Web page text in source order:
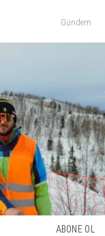
WhatsApp İhbar Hattı
Facebook
Instagram
Youtube
Gündem
ABONE OL